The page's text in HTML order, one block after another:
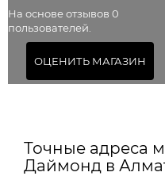
На основе отзывов 0
пользователей.
ОЦЕНИТЬ МАГАЗИН
Точные адреса
Даймонд в